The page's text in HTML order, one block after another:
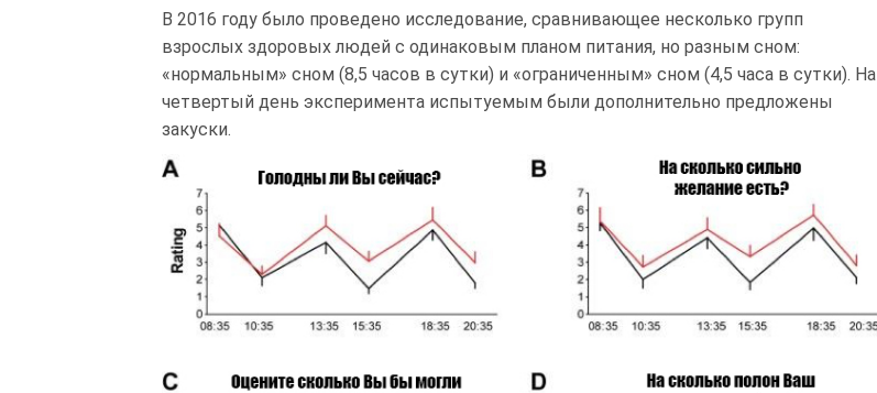
В 2016 году было проведено исследование, сравнивающее несколько групп
взрослых здоровых людей с одинаковым планом питания, но разным сном:
«нормальным» сном (8,5 часов в сутки) и «ограниченным» сном (4,5 часа в сутки). На
четвертый день эксперимента испытуемым были дополнительно предложены
закуски.